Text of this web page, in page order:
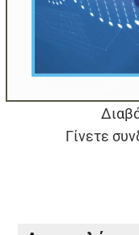
Γίνετε